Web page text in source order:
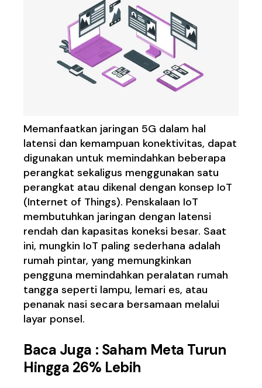
Memanfaatkan jaringan 5G dalam hal
latensi dan kemampuan konektivitas, dapat
digunakan untuk memindahkan beberapa
perangkat sekaligus menggunakan satu
perangkat atau dikenal dengan konsep IoT
(Internet of Things). Penskalaan IoT
membutuhkan jaringan dengan latensi
rendah dan kapasitas koneksi besar. Saat
ini, mungkin IoT paling sederhana adalah
rumah pintar, yang memungkinkan
pengguna memindahkan peralatan rumah
tangga seperti lampu, lemari es, atau
penanak nasi secara bersamaan melalui
layar ponsel.
Baca Juga : Saham Meta Turun
Hingga 26% Lebih